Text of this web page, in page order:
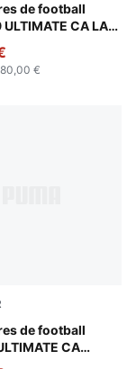
Blaze
de football
ULTIMATE CA LA
Aqua-Team
€
de football
CA
Electric